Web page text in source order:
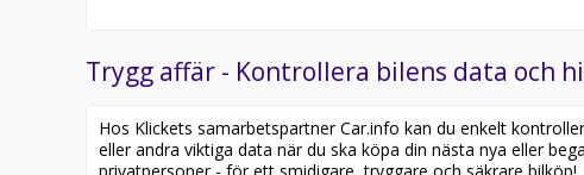
Trygg affär - Kontrollera bilens data och
Hos Klickets samarbetspartner Car.info kan du enkelt
eller andra viktiga data när du ska köpa din nästa nya eller